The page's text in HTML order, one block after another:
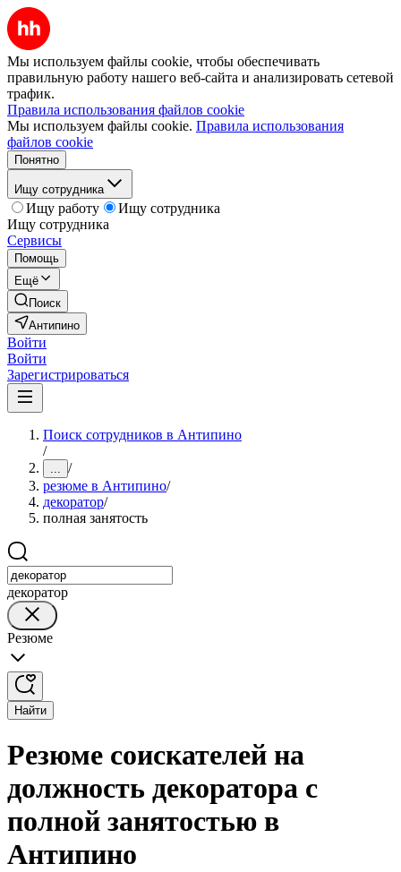
Мы используем файлы cookie, чтобы обеспечивать
правильную работу нашего веб-сайта и анализировать сетевой
трафик.
Правила использования файлов cookie
Мы используем файлы cookie. Правила использования
файлов cookie
Понятно
Ищу сотрудника
Ищу работу
Ищу сотрудника
Ищу сотрудника
Сервисы
Помощь
Ещё
Поиск
Антипино
Войти
Войти
Зарегистрироваться
Поиск сотрудников в Антипино
/
... /
резюме в Антипино/
декоратор/
полная занятость
декоратор
Резюме
Найти
Резюме соискателей на
должность декоратора с
полной занятостью в
Антипино